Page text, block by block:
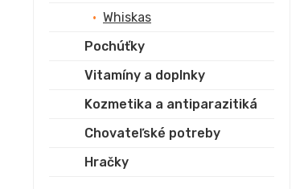
Whiskas
Pochúťky
Vitamíny a doplnky
Kozmetika a antiparazitiká
Chovateľské potreby
Hračky